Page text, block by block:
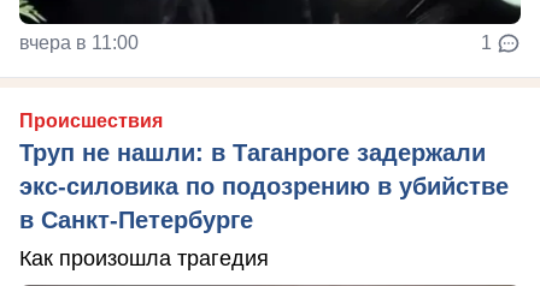
вчера в 11:00 1
Происшествия
Труп не нашли: в Таганроге задержали
экс-силовика по подозрению в убийстве
в Санкт-Петербурге
Как произошла трагедия